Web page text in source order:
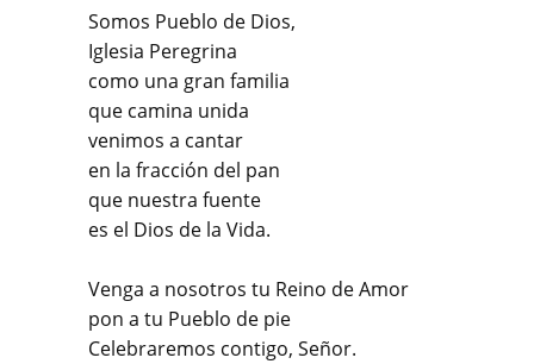
Somos Pueblo de Dios,
Iglesia Peregrina
como una gran familia
que camina unida
venimos a cantar
en la fracción del pan
que nuestra fuente
es el Dios de la Vida.
Venga a nosotros tu Reino de Amor
pon a tu Pueblo de pie
Celebraremos contigo, Señor.